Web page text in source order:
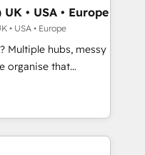
operations and
and custom
stack. - Custom
and lead
setup across
• USA • Europe
• USA • Europe
Multiple hubs, messy
HubSpot to work...
• CRM
and team
Pipedrive,